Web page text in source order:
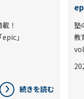
！
」
続きを読む
塾
教